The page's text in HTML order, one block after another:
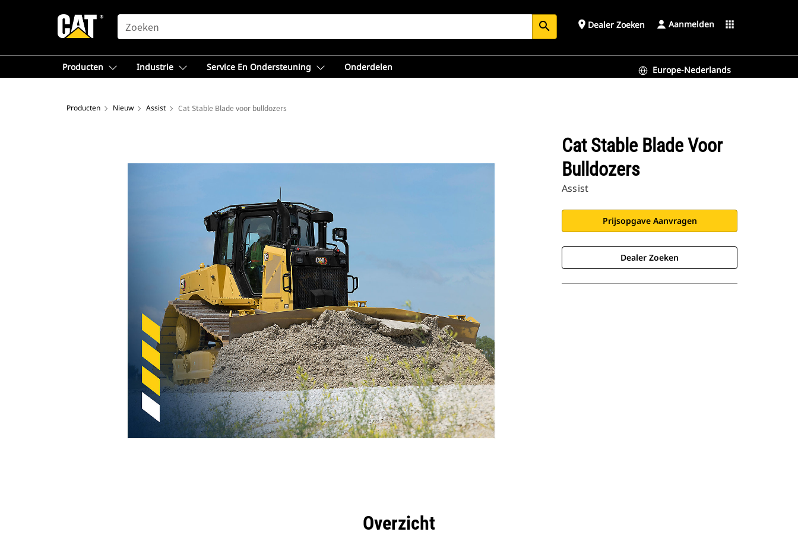
SEARCH search place Dealer Zoeken Aanmelden apps
Producten Industrie Service En Ondersteuning Onderdelen Europe-Nederlands
Producten Nieuw Assist Cat Stable Blade voor bulldozers
Cat Stable Blade Voor
Bulldozers
Assist
Prijsopgave Aanvragen
Dealer Zoeken
Overzicht